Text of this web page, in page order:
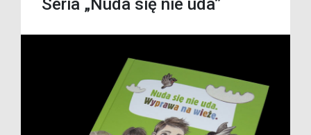
Seria „Nuda się nie uda”